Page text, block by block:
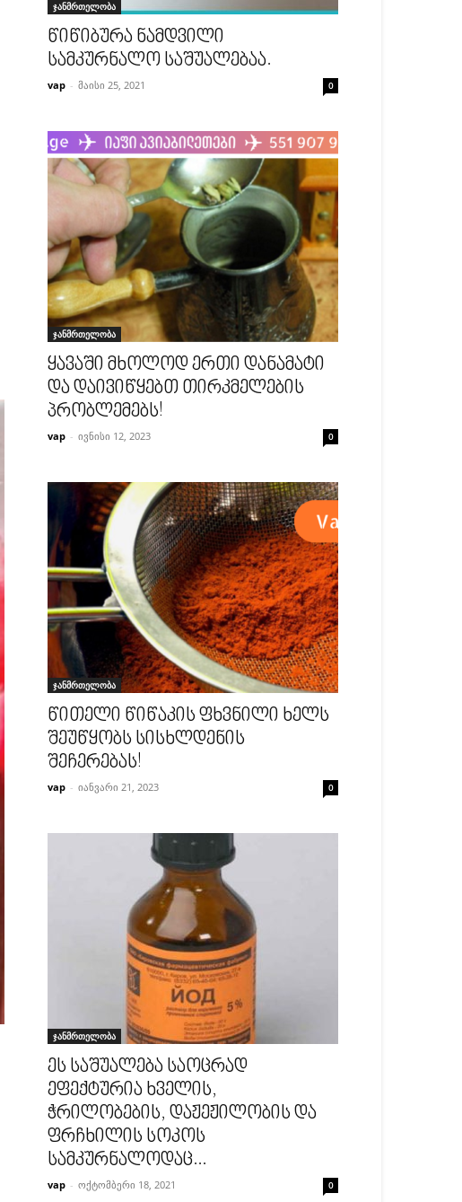
ჯანმრთელობა
წიწიბურა ნამდვილი
სამკურნალო საშუალებაა.
vap - მაისი 25, 2021 0
ჯანმრთელობა
ყავაში მხოლოდ ერთი დანამატი
და დაივიწყებთ თირკმელების
პრობლემებს!
vap - ივნისი 12, 2023 0
ჯანმრთელობა
წითელი წიწაკის ფხვნილი ხელს
შეუწყობს სისხლდენის
შეჩერებას!
vap - იანვარი 21, 2023 0
ჯანმრთელობა
ეს საშუალება საოცრად
ეფექტურია ხველის,
ჭრილობების, დაჟეჟილობის და
ფრჩხილის სოკოს
სამკურნალოდაც...
vap - ოქტომბერი 18, 2021 0